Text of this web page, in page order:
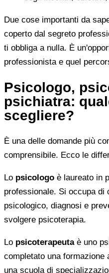
Due cose importanti da
coperto dal segreto
ti obbliga a nulla. È
professionista e quel
Psicologo,
psichiatra:
scegliere?
È una delle domande più
comprensibile. Ecco le
Lo psicologo è laureato in
professionale. Si occupa di
psicologico, diagnosi e
svolgere psicoterapia.
Lo psicoterapeutaè uno
completato una formazione
una scuola di